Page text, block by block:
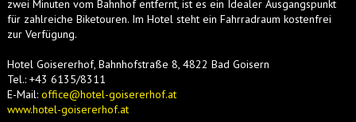
zwei Minuten vom Bahnhof entfernt, ist es ein Idealer Ausgangspunkt
für zahlreiche Biketouren. Im Hotel steht ein Fahrradraum kostenfrei
zur Verfügung.
Hotel Goisererhof, Bahnhofstraße 8, 4822 Bad Goisern
Tel.: +43 6135/8311
E-Mail: office@hotel-goisererhof.at
www.hotel-goisererhof.at